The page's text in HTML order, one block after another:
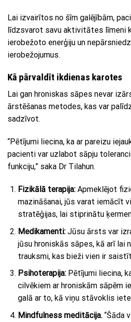
Lai izvairītos no šīm galējībām,
līdzsvarot savu aktivitātes līmeni
ierobežoto enerģiju un
ierobežojumus.
Kā pārvaldīt ikdienas karotes
Lai gan hroniskas sāpes nevar
ārstēšanas metodes, kas var
sadzīvot.
“Pētījumi liecina, ka ar pareizu
pacienti var uzlabot sāpju
funkciju,” saka Dr Tilahun.
Fizikālā terapija:Apmeklējot
mazināšanai, jūs varat iemācīt
stratēģijas, lai stiprinātu
Medikamenti:Jūsu ārsts var
jūsu hroniskās sāpes, kā arī lai
trauksmi, kas bieži vien ir
Psihoterapija: Pētījumi liecina,
cilvēkiem ar hroniskām sāpēm
galā ar to, kā viņu stāvoklis
Mindfulness meditācija. “Šāda